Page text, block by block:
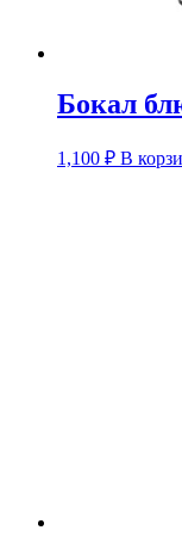
Бокал
1,100 ₽ В